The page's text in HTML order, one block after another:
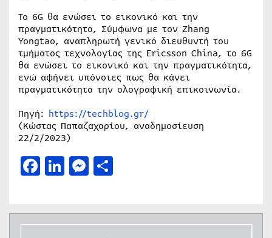
Το 6G θα ενώσει το εικονικό και την
πραγματικότητα, Σύμφωνα με τον Zhang
Yongtao, αναπληρωτή γενικό διευθυντή του
τμήματος τεχνολογίας της Ericsson China, το 6G
θα ενώσει το εικονικό και την πραγματικότητα,
ενώ αφήνει υπόνοιες πως θα κάνει
πραγματικότητα την ολογραφική επικοινωνία.
Πηγή: https://techblog.gr/
(Κώστας Παπαζαχαρίου, αναδημοσίευση
22/2/2023)
Facebook
LinkedIn
Messenger